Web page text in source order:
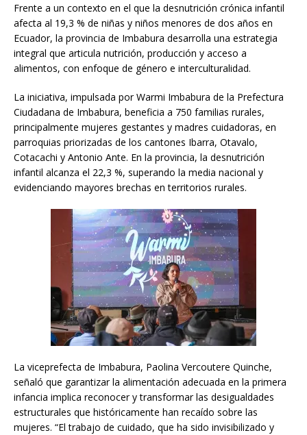
Frente a un contexto en el que la desnutrición crónica infantil
afecta al 19,3 % de niñas y niños menores de dos años en
Ecuador, la provincia de Imbabura desarrolla una estrategia
integral que articula nutrición, producción y acceso a
alimentos, con enfoque de género e interculturalidad.
La iniciativa, impulsada por Warmi Imbabura de la Prefectura
Ciudadana de Imbabura, beneficia a 750 familias rurales,
principalmente mujeres gestantes y madres cuidadoras, en
parroquias priorizadas de los cantones Ibarra, Otavalo,
Cotacachi y Antonio Ante. En la provincia, la desnutrición
infantil alcanza el 22,3 %, superando la media nacional y
evidenciando mayores brechas en territorios rurales.
La viceprefecta de Imbabura, Paolina Vercoutere Quinche,
señaló que garantizar la alimentación adecuada en la primera
infancia implica reconocer y transformar las desigualdades
estructurales que históricamente han recaído sobre las
mujeres. “El trabajo de cuidado, que ha sido invisibilizado y